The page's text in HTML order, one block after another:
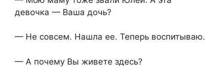
девочка — Ваша дочь?
— Не совсем. Нашла ее. Теперь воспитываю.
— А почему Вы живете здесь?